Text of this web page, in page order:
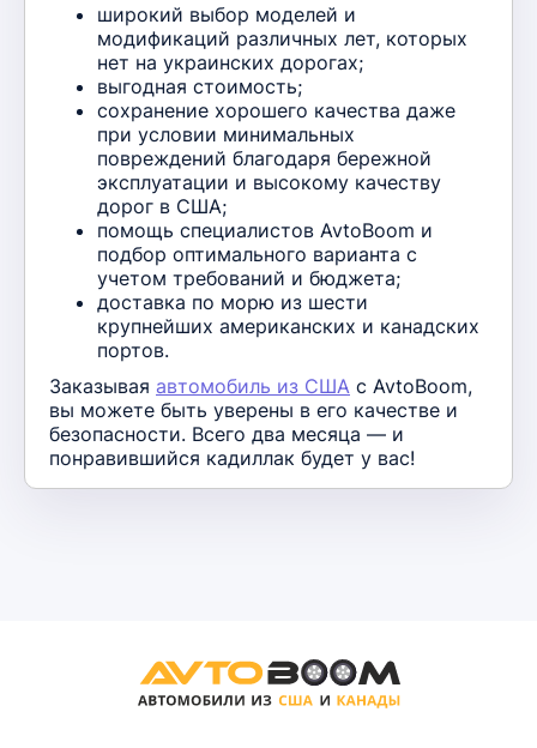
широкий выбор моделей и
модификаций различных лет, которых
нет на украинских дорогах;
выгодная стоимость;
сохранение хорошего качества даже
при условии минимальных
повреждений благодаря бережной
эксплуатации и высокому качеству
дорог в США;
помощь специалистов AvtoBoom и
подбор оптимального варианта с
учетом требований и бюджета;
доставка по морю из шести
крупнейших американских и канадских
портов.
Заказывая автомобиль из США с AvtoBoom,
вы можете быть уверены в его качестве и
безопасности. Всего два месяца — и
понравившийся кадиллак будет у вас!